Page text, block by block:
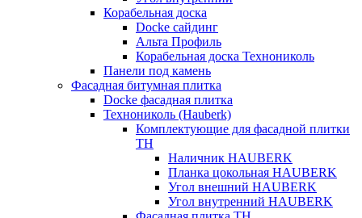
Корабельная доска
Docke сайдинг
Альта Профиль
Корабельная доска Технониколь
Панели под камень
Фасадная битумная плитка
Docke фасадная плитка
Технониколь (Hauberk)
Комплектующие для фасадной плитки
ТН
Наличник HAUBERK
Планка цокольная HAUBERK
Угол внешний HAUBERK
Угол внутренний HAUBERK